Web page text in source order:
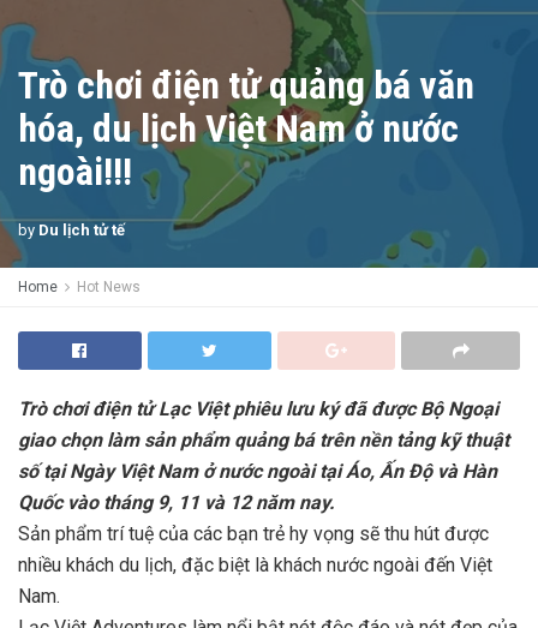
Trò chơi điện tử quảng bá văn
hóa, du lịch Việt Nam ở nước
ngoài!!!
by Du lịch tử tế
Home Hot News
Trò chơi điện tử Lạc Việt phiêu lưu ký đã được Bộ Ngoại
giao chọn làm sản phẩm quảng bá trên nền tảng kỹ thuật
số tại Ngày Việt Nam ở nước ngoài tại Áo, Ấn Độ và Hàn
Quốc vào tháng 9, 11 và 12 năm nay.
Sản phẩm trí tuệ của các bạn trẻ hy vọng sẽ thu hút được
nhiều khách du lịch, đặc biệt là khách nước ngoài đến Việt
Nam.